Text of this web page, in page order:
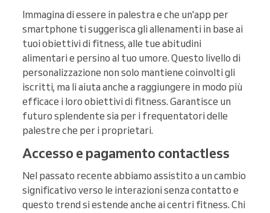
Immagina di essere in palestra e che un'app per
smartphone ti suggerisca gli allenamenti in base ai
tuoi obiettivi di fitness, alle tue abitudini
alimentari e persino al tuo umore. Questo livello di
personalizzazione non solo mantiene coinvolti gli
iscritti, ma li aiuta anche a raggiungere in modo più
efficace i loro obiettivi di fitness. Garantisce un
futuro splendente sia per i frequentatori delle
palestre che per i proprietari.
Accesso e pagamento contactless
Nel passato recente abbiamo assistito a un cambio
significativo verso le interazioni senza contatto e
questo trend si estende anche ai centri fitness. Chi